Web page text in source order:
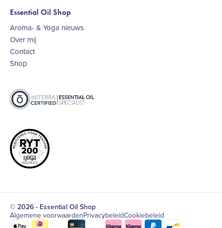
Essential Oil Shop
Aroma- & Yoga nieuws
Over mij
Contact
Shop
© 2026 - Essential Oil Shop
Algemene voorwaardenPrivacybeleidCookiebeleid